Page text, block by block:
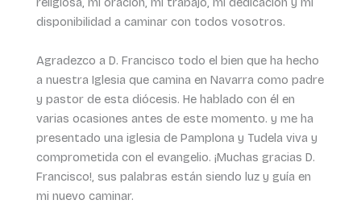
disponibilidad a caminar con todos vosotros.
Agradezco a D. Francisco todo el bien que ha hecho
a nuestra Iglesia que camina en Navarra como padre
y pastor de esta diócesis. He hablado con él en
varias ocasiones antes de este momento. y me ha
presentado una iglesia de Pamplona y Tudela viva y
comprometida con el evangelio. ¡Muchas gracias D.
Francisco!, sus palabras están siendo luz y guía en
mi nuevo caminar.